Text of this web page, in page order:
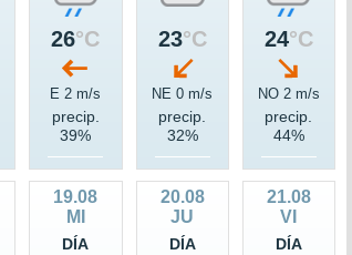
26°C
E 2 m/s
precip.
39%
23°C
NE 0 m/s
precip.
32%
24°C
NO 2 m/s
precip.
44%
19.08
MI
DÍA
20.08
JU
DÍA
21.08
VI
DÍA